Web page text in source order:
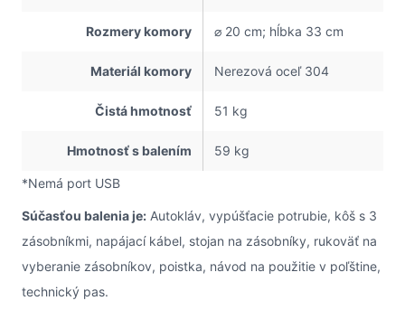
Rozmery komory ⌀ 20 cm; hĺbka 33 cm
Materiál komory Nerezová oceľ 304
Čistá hmotnosť 51 kg
Hmotnosť s balením 59 kg
*Nemá port USB
Súčasťou balenia je: Autokláv, vypúšťacie potrubie, kôš s 3
zásobníkmi, napájací kábel, stojan na zásobníky, rukoväť na
vyberanie zásobníkov, poistka, návod na použitie v poľštine,
technický pas.